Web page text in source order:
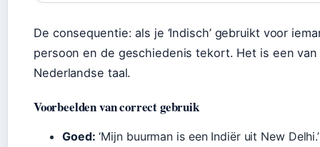
De consequentie: als je ‘Indisch’ gebruikt voor
persoon en de geschiedenis tekort. Het is een
Nederlandse taal.
Voorbeelden van correct gebruik
Goed: ‘Mijn buurman is een Indiër uit New Delhi.’